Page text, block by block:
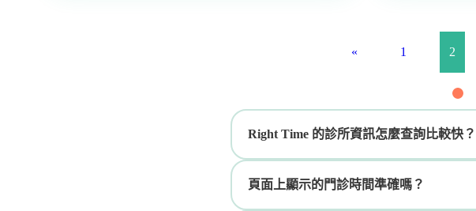
« 1 2
Right Time 的診所資訊怎麼查詢比較快？
頁面上顯示的門診時間準確嗎？